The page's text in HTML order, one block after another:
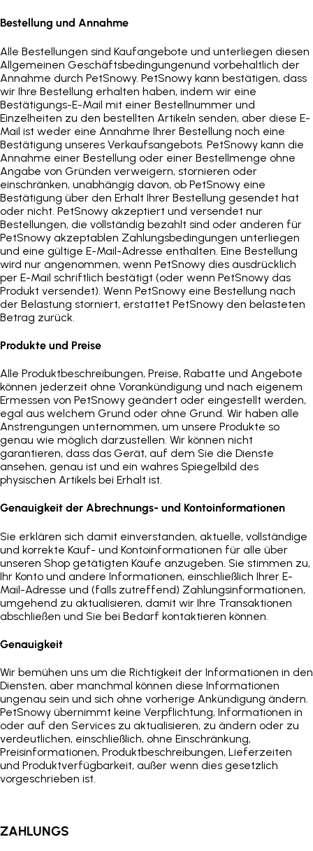
Bestellung und Annahme
Alle Bestellungen sind Kaufangebote und unterliegen diesen
Allgemeinen Geschäftsbedingungenund vorbehaltlich der
Annahme durch PetSnowy. PetSnowy kann bestätigen, dass
wir Ihre Bestellung erhalten haben, indem wir eine
Bestätigungs-E-Mail mit einer Bestellnummer und
Einzelheiten zu den bestellten Artikeln senden, aber diese E-
Mail ist weder eine Annahme Ihrer Bestellung noch eine
Bestätigung unseres Verkaufsangebots. PetSnowy kann die
Annahme einer Bestellung oder einer Bestellmenge ohne
Angabe von Gründen verweigern, stornieren oder
einschränken, unabhängig davon, ob PetSnowy eine
Bestätigung über den Erhalt Ihrer Bestellung gesendet hat
oder nicht. PetSnowy akzeptiert und versendet nur
Bestellungen, die vollständig bezahlt sind oder anderen für
PetSnowy akzeptablen Zahlungsbedingungen unterliegen
und eine gültige E-Mail-Adresse enthalten. Eine Bestellung
wird nur angenommen, wenn PetSnowy dies ausdrücklich
per E-Mail schriftlich bestätigt (oder wenn PetSnowy das
Produkt versendet). Wenn PetSnowy eine Bestellung nach
der Belastung storniert, erstattet PetSnowy den belasteten
Betrag zurück.
Produkte und Preise
Alle Produktbeschreibungen, Preise, Rabatte und Angebote
können jederzeit ohne Vorankündigung und nach eigenem
Ermessen von PetSnowy geändert oder eingestellt werden,
egal aus welchem Grund oder ohne Grund. Wir haben alle
Anstrengungen unternommen, um unsere Produkte so
genau wie möglich darzustellen. Wir können nicht
garantieren, dass das Gerät, auf dem Sie die Dienste
ansehen, genau ist und ein wahres Spiegelbild des
physischen Artikels bei Erhalt ist.
Genauigkeit der Abrechnungs- und Kontoinformationen
Sie erklären sich damit einverstanden, aktuelle, vollständige
und korrekte Kauf- und Kontoinformationen für alle über
unseren Shop getätigten Käufe anzugeben. Sie stimmen zu,
Ihr Konto und andere Informationen, einschließlich Ihrer E-
Mail-Adresse und (falls zutreffend) Zahlungsinformationen,
umgehend zu aktualisieren, damit wir Ihre Transaktionen
abschließen und Sie bei Bedarf kontaktieren können.
Genauigkeit
Wir bemühen uns um die Richtigkeit der Informationen in den
Diensten, aber manchmal können diese Informationen
ungenau sein und sich ohne vorherige Ankündigung ändern.
PetSnowy übernimmt keine Verpflichtung, Informationen in
oder auf den Services zu aktualisieren, zu ändern oder zu
verdeutlichen, einschließlich, ohne Einschränkung,
Preisinformationen, Produktbeschreibungen, Lieferzeiten
und Produktverfügbarkeit, außer wenn dies gesetzlich
vorgeschrieben ist.
ZAHLUNGS